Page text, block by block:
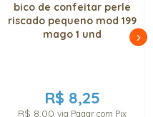
bico de confeitar perle
riscado pequeno mod 199
mago 1 und
R$ 8,25
R$ 8,00 via Pagar com Pix